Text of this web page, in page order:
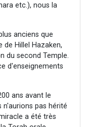
etc.), nous la
anciens que
Hillel Hazaken,
du second Temple.
d'enseignements
ans avant le
n'aurions pas hérité
a été très